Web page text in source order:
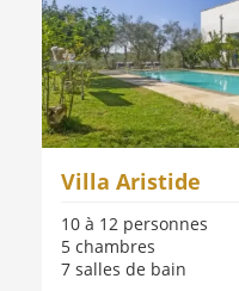
Villa Aristide
10 à 12 personnes
5 chambres
7 salles de bain